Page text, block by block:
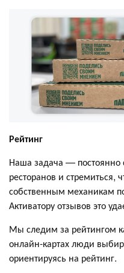
Рейтинг
Наша задача — постоянно
ресторанов и стремиться,
собственным механикам
Активатору отзывов это
Мы следим за рейтингом
онлайн-картах люди
ориентируясь на рейтинг.